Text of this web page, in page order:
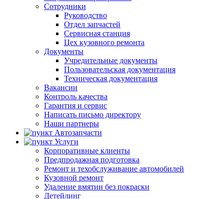
Сотрудники
Руководство
Отдел запчастей
Сервисная станция
Цех кузовного ремонта
Документы
Учредительные документы
Пользовательская документация
Техническая документация
Вакансии
Контроль качества
Гарантия и сервис
Написать письмо директору
Наши партнеры
Автозапчасти
Услуги
Корпоративные клиенты
Предпродажная подготовка
Ремонт и техобслуживание автомобилей
Кузовной ремонт
Удаление вмятин без покраски
Детейлинг